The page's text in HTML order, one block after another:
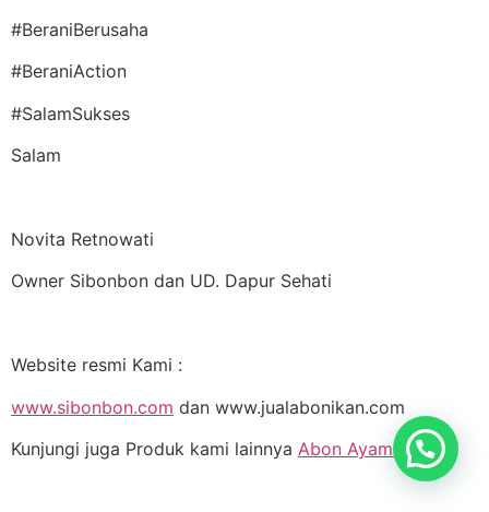
#BeraniBerusaha
#BeraniAction
#SalamSukses
Salam
Novita Retnowati
Owner Sibonbon dan UD. Dapur Sehati
Website resmi Kami :
www.sibonbon.com dan www.jualabonikan.com
Kunjungi juga Produk kami lainnya Abon Ayam Pedas